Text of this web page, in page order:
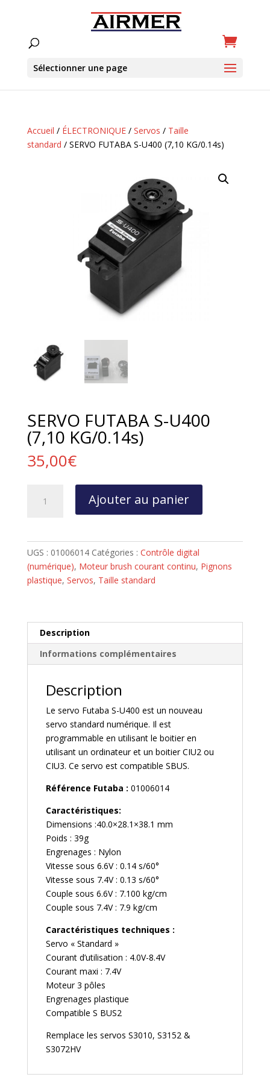
Sélectionner une page
Accueil / ÉLECTRONIQUE/ Servos / Taille
standard / SERVO FUTABA S-U400 (7,10 KG/0.14s)
SERVO FUTABA S-U400
(7,10 KG/0.14s)
35,00€
(7,10
KG/0.14s)
Ajouter au panier
UGS : 01006014 Catégories : Contrôle digital
(numérique), Moteur brush courant continu, Pignons
plastique, Servos, Taille standard
Description
Informations complémentaires
Description
Le servo Futaba S-U400 est un nouveau
servo standard numérique. Il est
programmable en utilisant le boitier en
utilisant un ordinateur et un boitier CIU2 ou
CIU3. Ce servo est compatible SBUS.
Référence Futaba : 01006014
Caractéristiques:
Dimensions :40.0×28.1×38.1 mm
Poids : 39g
Engrenages : Nylon
Vitesse sous 6.6V : 0.14 s/60°
Vitesse sous 7.4V : 0.13 s/60°
Couple sous 6.6V : 7.100 kg/cm
Couple sous 7.4V : 7.9 kg/cm
Caractéristiques techniques :
Servo « Standard »
Courant d’utilisation : 4.0V-8.4V
Courant maxi : 7.4V
Moteur 3 pôles
Engrenages plastique
Compatible S BUS2
Remplace les servos S3010, S3152 &
S3072HV